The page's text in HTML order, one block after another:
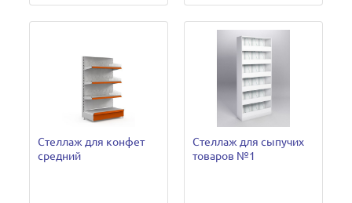
Стеллаж для конфет
средний
Стеллаж для сыпучих
товаров №1